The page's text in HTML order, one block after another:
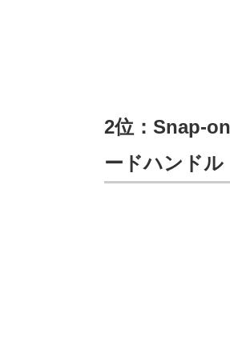
2位：Snap-
ードハンドル